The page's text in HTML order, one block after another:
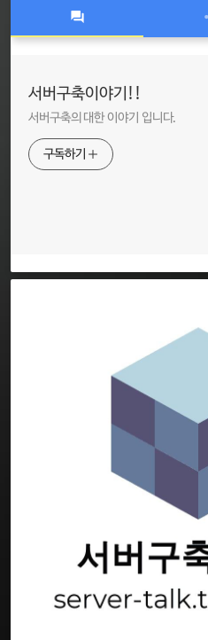
서버구축이야기!!
서버구축의 대한 이야기 입니다.
구독하기